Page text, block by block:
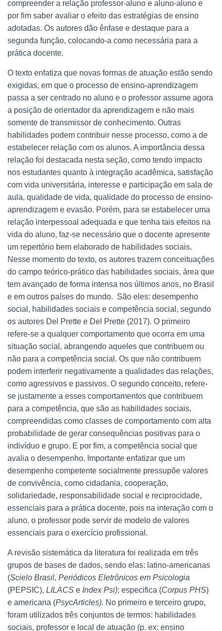
compreender a relação professor-aluno e aluno-aluno e
por fim saber avaliar o efeito das estratégias de ensino
adotadas. Os autores dão ênfase e destaque para a
segunda função, colocando-a como necessária para a
prática docente.
O texto enfatiza que novas formas de atuação estão sendo
exigidas, em que o processo de ensino-aprendizagem
passa a ser centrado no aluno e o professor assume agora
a posição de orientador da aprendizagem e não mais
somente de transmissor de conhecimento. Outras
habilidades podem contribuir nesse processo, como a de
estabelecer relação com os alunos. A importância dessa
relação foi destacada nesta seção, como tendo impacto
nos estudantes quanto à integração acadêmica, satisfação
com vida universitária, interesse e participação em sala de
aula, qualidade de vida, qualidade do processo de ensino-
aprendizagem e evasão. Porém, para se estabelecer uma
relação interpessoal adequada e que tenha tais efeitos na
vida do aluno, faz-se necessário que o docente apresente
um repertório bem elaborado de habilidades sociais.
Nesse momento do texto, os autores trazem conceituações
do campo teórico-prático das habilidades sociais, área que
tem avançado de forma intensa nos últimos anos, no Brasil
e em outros países do mundo. São eles: desempenho
social, habilidades sociais e competência social, segundo
os autores Del Prette e Del Prette (2017). O primeiro
refere-se a qualquer comportamento que ocorra em uma
situação social, abrangendo aqueles que contribuem ou
não para a competência social. Os que não contribuem
podem interferir negativamente a qualidades das relações,
como agressivos e passivos. O segundo conceito, refere-
se justamente a esses comportamentos que contribuem
para a competência, que são as habilidades sociais,
compreendidas como classes de comportamento com alta
probabilidade de gerar consequências positivas para o
indivíduo e grupo. E por fim, a competência social que
avalia o desempenho. Importante enfatizar que um
desempenho competente socialmente pressupõe valores
de convivência, como cidadania, cooperação,
solidariedade, responsabilidade social e reciprocidade,
essenciais para a prática docente, pois na interação com o
aluno, o professor pode servir de modelo de valores
essenciais para o exercício profissional.
A revisão sistemática da literatura foi realizada em três
grupos de bases de dados, sendo elas: latino-americanas
(Scielo Brasil, Periódicos Eletrônicos em Psicologia
(PEPSIC), LILACS e Index Psi); especifica (Corpus PHS)
e americana (PsycArticles). No primeiro e terceiro grupo,
foram utilizados três conjuntos de termos: habilidades
sociais, professor e local de atuação (p. ex: ensino